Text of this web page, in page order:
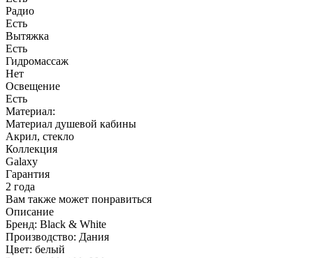
Радио
Есть
Вытяжка
Есть
Гидромассаж
Нет
Освещение
Есть
Материал:
Материал душевой кабины
Акрил, стекло
Коллекция
Galaxy
Гарантия
2 года
Вам также может понравиться
Описание
Бренд: Black & White
Производство: Дания
Цвет: белый